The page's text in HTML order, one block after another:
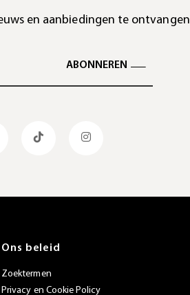
en aanbiedingen te ontvangen
ABONNEREN
Ons beleid
Zoektermen
Privacy en Cookie Policy